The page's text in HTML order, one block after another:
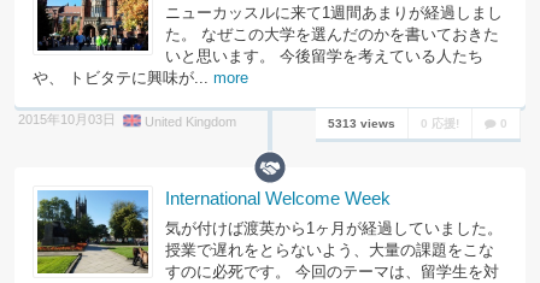
ニューカッスルに来て1週間あまりが経過しまし
た。 なぜこの大学を選んだのかを書いておきた
いと思います。 今後留学を考えている人たち
や、 トビタテに興味が... more
2015年10月03日 United Kingdom 5313 views 0 応援! 0
International Welcome Week
気が付けば渡英から1ヶ月が経過していました。
授業で遅れをとらないよう、大量の課題をこな
すのに必死です。 今回のテーマは、留学生を対